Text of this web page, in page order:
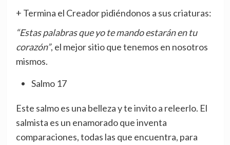
+ Termina el Creador pidiéndonos a sus criaturas:
“Estas palabras que yo te mando estarán en tu
corazón”, el mejor sitio que tenemos en nosotros
mismos.
Salmo 17
Este salmo es una belleza y te invito a releerlo. El
salmista es un enamorado que inventa
comparaciones, todas las que encuentra, para